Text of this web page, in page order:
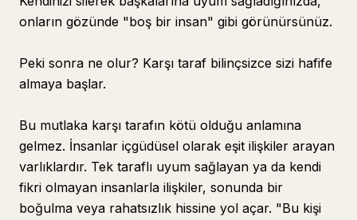
onların gözünde "boş bir insan" gibi görünürsünüz.
Peki sonra ne olur? Karşı taraf bilinçsizce sizi hafife
almaya başlar.
Bu mutlaka karşı tarafın kötü olduğu anlamına
gelmez. İnsanlar içgüdüsel olarak eşit ilişkiler arayan
varlıklardır. Tek taraflı uyum sağlayan ya da kendi
fikri olmayan insanlarla ilişkiler, sonunda bir
boğulma veya rahatsızlık hissine yol açar. "Bu kişi